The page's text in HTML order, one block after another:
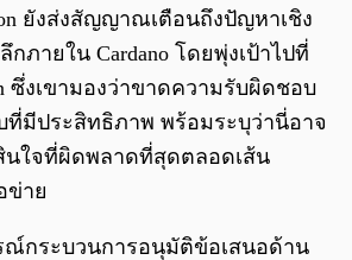
ยังส่งสัญญาณเตือนถึงปัญหาเชิง
กภายใน Cardano โดยพุ่งเป้าไปที่
ซึ่งเขามองว่าขาดความรับผิดชอบ
ที่มีประสิทธิภาพ พร้อมระบุว่านี่อาจ
นใจที่ผิดพลาดที่สุดตลอดเส้น
ข่าย
รณ์กระบวนการอนุมัติข้อเสนอด้าน